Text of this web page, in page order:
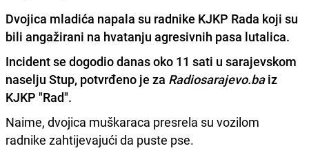
Dvojica mladića napala su radnike KJKP Rada koji su
bili angažirani na hvatanju agresivnih pasa lutalica.
Incident se dogodio danas oko 11 sati u sarajevskom
naselju Stup, potvrđeno je za Radiosarajevo.baiz
KJKP "Rad".
Naime, dvojica muškaraca presrela su vozilom
radnike zahtijevajući da puste pse.